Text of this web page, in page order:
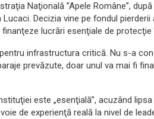
Naţională ”Apele Române”,
Decizia vine pe fondul
lucrări esenţiale de
infrastructura critică. Nu s-a
prevăzute, doar unul va mai fi
este „esenţială”, acuzând
de experienţă reală la nivel de